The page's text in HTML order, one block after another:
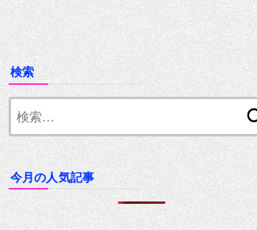
検索
今月の人気記事